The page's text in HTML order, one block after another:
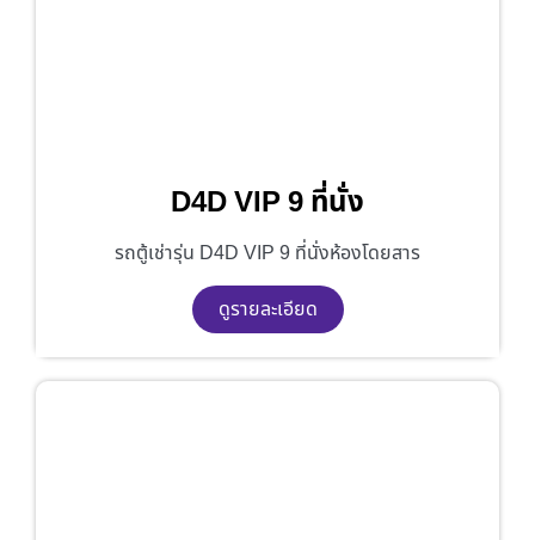
D4D VIP 9 ที่นั่ง
รถตู้เช่ารุ่น D4D VIP 9 ที่นั่งห้องโดยสาร
ดูรายละเอียด